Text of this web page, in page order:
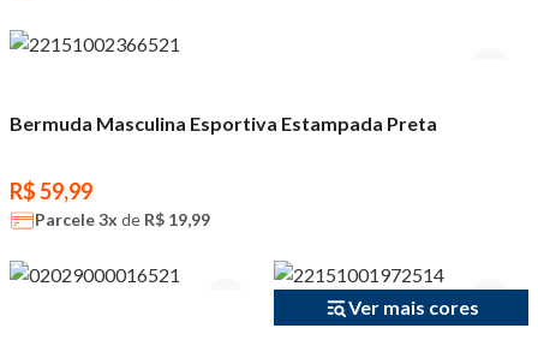
Bermuda Masculina Esportiva Estampada Preta
R$ 59,99
Parcele3x de R$ 19,99
Ver mais cores